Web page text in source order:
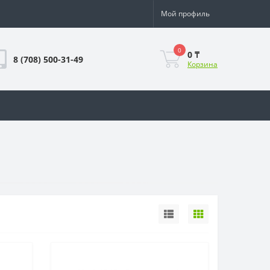
Мой профиль
8 (708) 500-31-49
0 0 ₸
Корзина